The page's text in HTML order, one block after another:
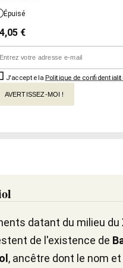
Épuisé
€
J'accepte la Politique de
AVERTISSEZ-MOI !
datant du milieu du
de l'existence de
, ancêtre dont le nom